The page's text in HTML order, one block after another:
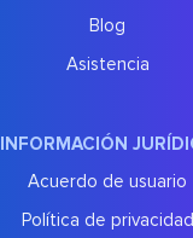
Blog
Asistencia
INFORMACIÓN
Acuerdo de usuario
Política de privacidad